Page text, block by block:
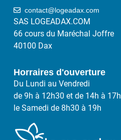
contact@logeadax.com
SAS LOGEADAX.COM
66 cours du Maréchal Joffre
40100 Dax
Horraires d'ouverture
Du Lundi au Vendredi
de 9h à 12h30 et de 14h à 17h
le Samedi de 8h30 à 19h